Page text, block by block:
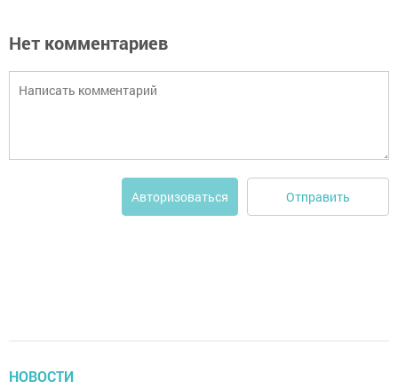
Нет комментариев
Авторизоваться Отправить
НОВОСТИ